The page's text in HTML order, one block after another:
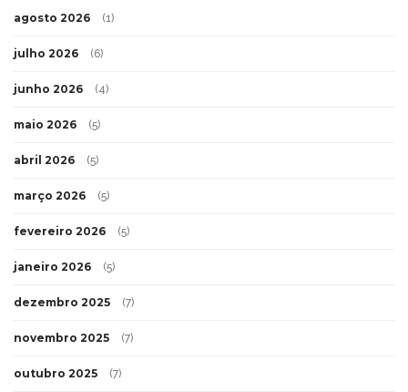
agosto 2026 (1)
julho 2026 (6)
junho 2026 (4)
maio 2026 (5)
abril 2026 (5)
março 2026 (5)
fevereiro 2026 (5)
janeiro 2026 (5)
dezembro 2025 (7)
novembro 2025 (7)
outubro 2025 (7)